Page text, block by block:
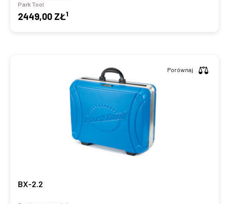
Park Tool
2449,00 ZŁ1
BX-2.2
Porównaj